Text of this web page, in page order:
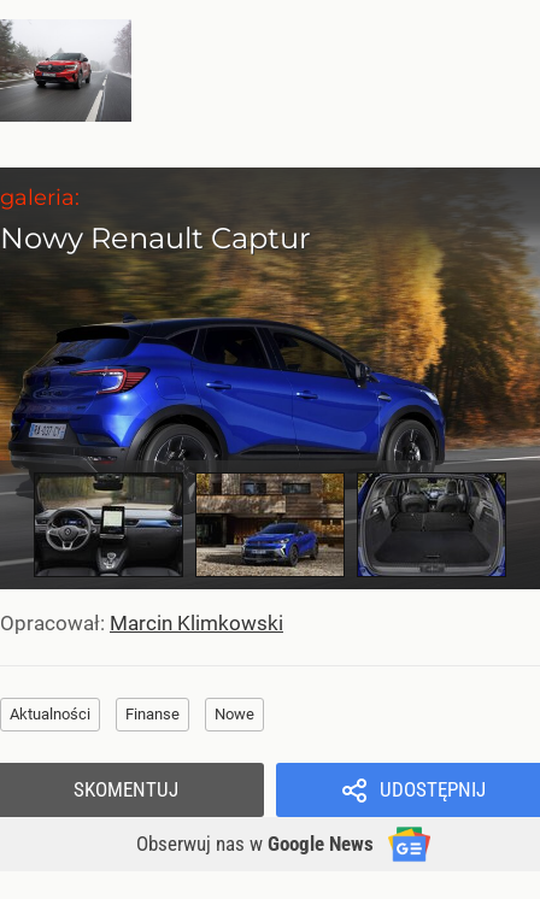
Opracował: Marcin Klimkowski
Aktualności Finanse Nowe
UDOSTĘPNIJ
Obserwuj nas w Google News
SKOMENTUJ